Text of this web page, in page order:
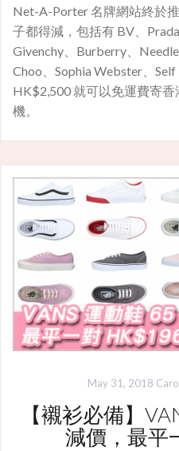
Net-A-Porter 名牌網站終於
子都得減，包括有 BV、
Givenchy、Burberry、
Choo、Sophia Webster、
HK$2,500 就可以免運費寄
機。
May 31, 2018
【襯衫必備】
減價，最平